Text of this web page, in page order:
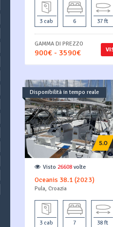
3 cab 6 37 ft
GAMMA DI PREZZO
900€ - 3590€
Disponibilità in tempo reale
Visto 26608volte
Oceanis 38.1 (2023)
Pula, Croazia
3 cab 7 38 ft